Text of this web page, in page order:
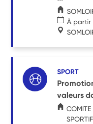
À partir
SPORT
valeurs
COMITE